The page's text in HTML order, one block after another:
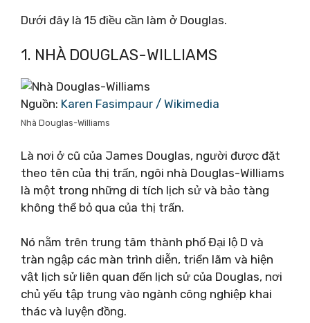
Dưới đây là 15 điều cần làm ở Douglas.
1. NHÀ DOUGLAS-WILLIAMS
Nguồn: Karen Fasimpaur / Wikimedia
Nhà Douglas-Williams
Là nơi ở cũ của James Douglas, người được đặt
theo tên của thị trấn, ngôi nhà Douglas-Williams
là một trong những di tích lịch sử và bảo tàng
không thể bỏ qua của thị trấn.
Nó nằm trên trung tâm thành phố Đại lộ D và
tràn ngập các màn trình diễn, triển lãm và hiện
vật lịch sử liên quan đến lịch sử của Douglas, nơi
chủ yếu tập trung vào ngành công nghiệp khai
thác và luyện đồng.